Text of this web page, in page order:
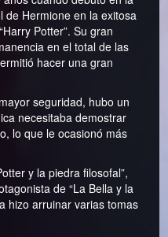
de Hermione en la exitosa
Potter”. Su gran
en el total de las
hacer una gran
seguridad, hubo un
necesitaba demostrar
lo que le ocasionó más
y la piedra filosofal”,
de “La Bella y la
hizo arruinar varias tomas